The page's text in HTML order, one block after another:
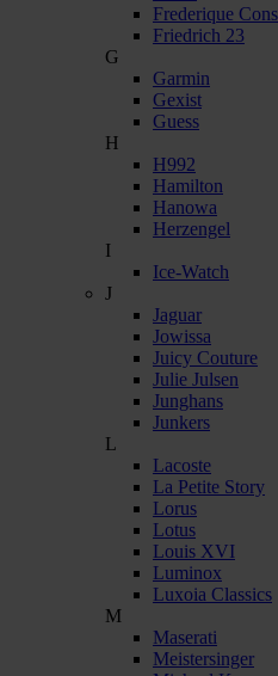
Frederique
Friedrich 23
G
Garmin
Gexist
Guess
H
H992
Hamilton
Hanowa
Herzengel
I
Ice-Watch
J
Jaguar
Jowissa
Juicy Couture
Julie Julsen
Junghans
Junkers
L
Lacoste
La Petite Story
Lorus
Lotus
Louis XVI
Luminox
Luxoia Classics
M
Maserati
Meistersinger